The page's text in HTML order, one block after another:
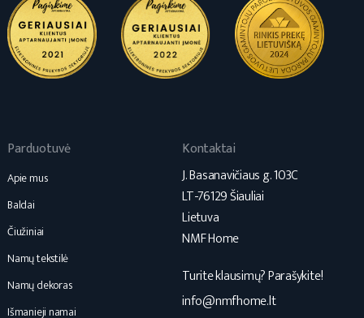
Parduotuvė
Apie mus
Baldai
Čiužiniai
Namų tekstilė
Namų dekoras
Išmanieji namai
Kontaktai
J. Basanavičiaus g. 103C
LT-76129 Šiauliai
Lietuva
NMF Home
Turite klausimų? Parašykite!
info@nmfhome.lt